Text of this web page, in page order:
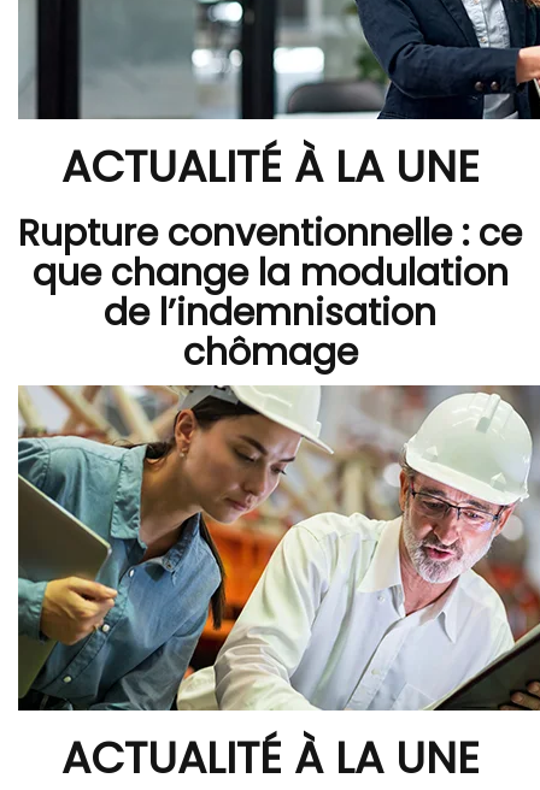
ACTUALITÉ À LA UNE
Rupture conventionnelle : ce
que change la modulation
de l’indemnisation
chômage
ACTUALITÉ À LA UNE